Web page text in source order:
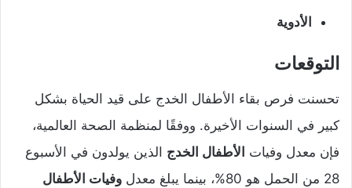
الأدوية
التوقعات
تحسنت فرص بقاء الأطفال الخدج على قيد الحياة بشكل
كبير في السنوات الأخيرة. ووفقًا لمنظمة الصحة العالمية،
فإن معدل وفيات الأطفال الخدج الذين يولدون في الأسبوع
28 من الحمل هو 80%، بينما يبلغ معدل
وفيات الأطفال